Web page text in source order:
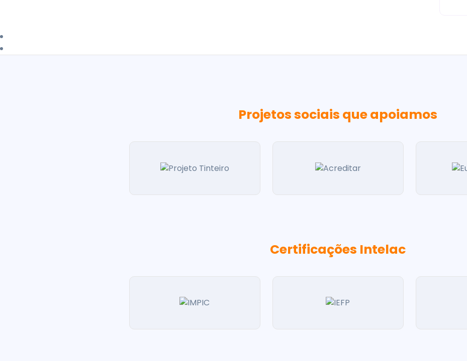
Projetos sociais que apoiamos
Certificações Intelac